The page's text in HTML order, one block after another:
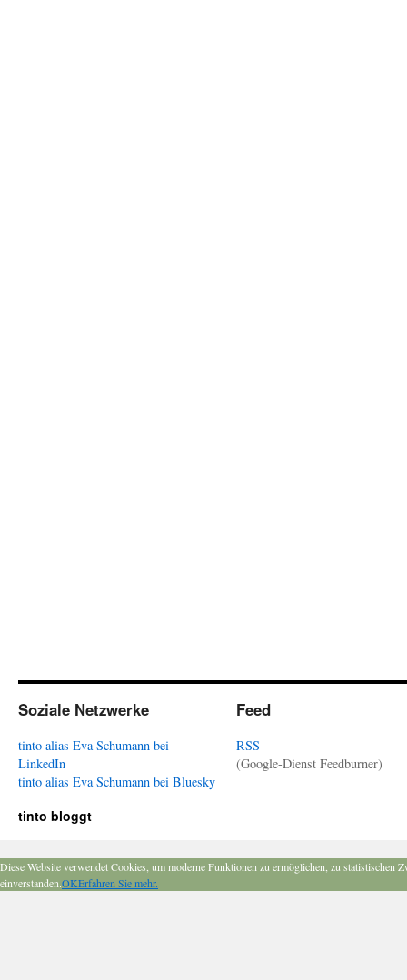
Soziale Netzwerke
tinto alias Eva Schumann bei
LinkedIn
tinto alias Eva Schumann bei Bluesky
Feed
RSS
(Google-Dienst Feedburner)
tinto bloggt
Diese Website verwendet Cookies, um moderne Funktionen zu ermöglichen, zu
einverstanden.OKErfahren Sie mehr.